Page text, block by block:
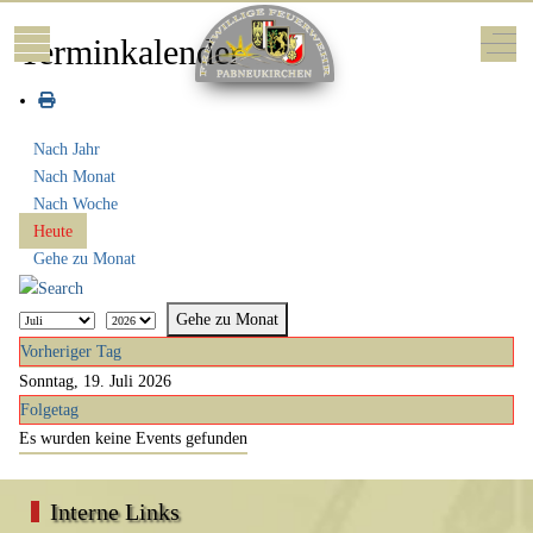
Mobile Menu Toggle Off-
Terminkalender
Nach Jahr
Nach Monat
Nach Woche
Heute
Gehe zu Monat
Gehe zu Monat
Vorheriger Tag
Sonntag, 19. Juli 2026
Folgetag
Es wurden keine Events gefunden
Interne Links